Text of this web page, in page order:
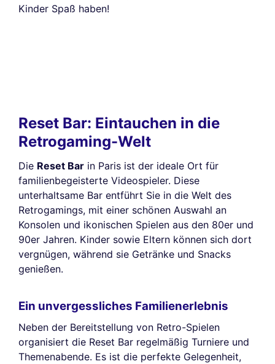
Kinder Spaß haben!
Reset Bar: Eintauchen in die
Retrogaming-Welt
Die Reset Bar in Paris ist der ideale Ort für
familienbegeisterte Videospieler. Diese
unterhaltsame Bar entführt Sie in die Welt des
Retrogamings, mit einer schönen Auswahl an
Konsolen und ikonischen Spielen aus den 80er und
90er Jahren. Kinder sowie Eltern können sich dort
vergnügen, während sie Getränke und Snacks
genießen.
Ein unvergessliches Familienerlebnis
Neben der Bereitstellung von Retro-Spielen
organisiert die Reset Bar regelmäßig Turniere und
Themenabende. Es ist die perfekte Gelegenheit,